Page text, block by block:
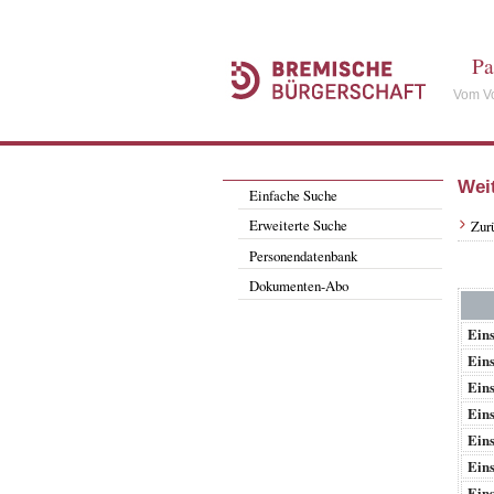
Vom
Einfache Suche
Erweiterte Suche
Personendatenbank
Dokumenten-Abo